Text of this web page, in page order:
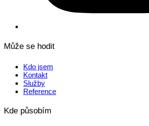
Může se hodit
Kdo jsem
Kontakt
Služby
Reference
Kde působím